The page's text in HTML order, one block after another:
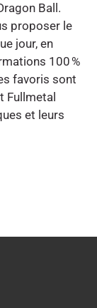
Ball.
proposer le
jour, en
100 %
favoris sont
Fullmetal
et leurs